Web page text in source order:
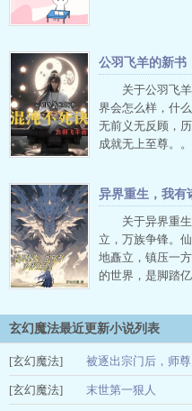
公羽飞羊的新书
关于公羽飞
界会怎么样，什
无前义无反顾，
成就无上至尊。
异界重生，我有
关于异界重
立，万族争锋。
地矗立，镇压一
的世界，是脚踏
玄幻魔法最近更新小说列表
[玄幻魔法] 被逐出宗门后，师
终生
[玄幻魔法] 末世第一狠人